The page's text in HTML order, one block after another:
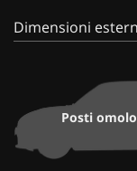
Dimensioni
Posti